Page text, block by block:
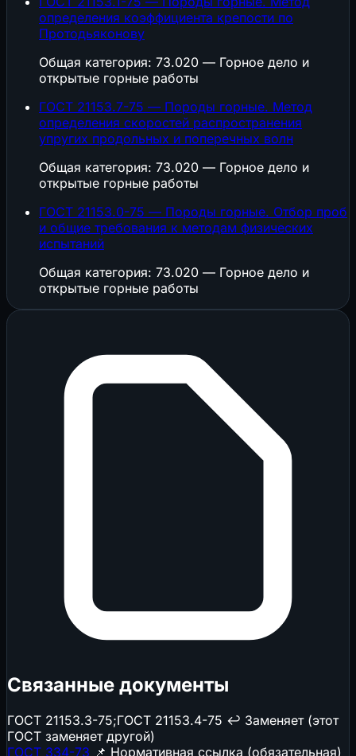
определения коэффициента крепости по
Протодьяконову
Общая категория: 73.020 — Горное дело и
открытые горные работы
ГОСТ 21153.7-75 — Породы горные. Метод
определения скоростей распространения
упругих продольных и поперечных волн
Общая категория: 73.020 — Горное дело и
открытые горные работы
ГОСТ 21153.0-75 — Породы горные. Отбор проб
и общие требования к методам физических
испытаний
Общая категория: 73.020 — Горное дело и
открытые горные работы
Связанные документы
ГОСТ 21153.3-75;ГОСТ 21153.4-75 ↩️ Заменяет (этот
ГОСТ заменяет другой)
ГОСТ 334-73 📌 Нормативная ссылка (обязательная)